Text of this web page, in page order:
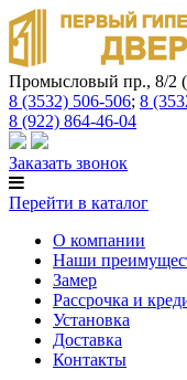
Промысловый пр., 8/2
8 (3532) 506-506; 8
8 (922) 864-46-04
Заказать звонок
Перейти в каталог
О компании
Наши
Замер
Рассрочка и
Установка
Доставка
Контакты